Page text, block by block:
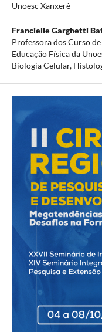
Unoesc Xanxerê
Francielle Garghetti
Professora dos Curso
Educação Física da
Biologia Celular,